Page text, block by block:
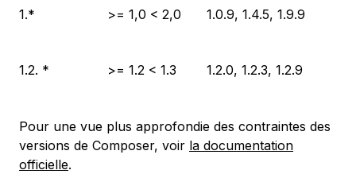
1.* >= 1,0 < 2,0 1.0.9, 1.4.5, 1.9.9
1.2. * >= 1.2 < 1.3 1.2.0, 1.2.3, 1.2.9
Pour une vue plus approfondie des contraintes des
versions de Composer, voir la documentation
officielle.